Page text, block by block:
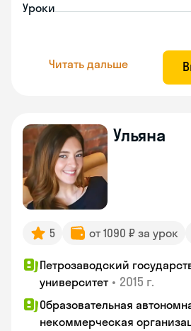
Уроки
Читать дальше
Ульяна
5 от 1090 ₽ за урок
Петрозаводский
университет • 2015 г.
Образовательная
некоммерческая